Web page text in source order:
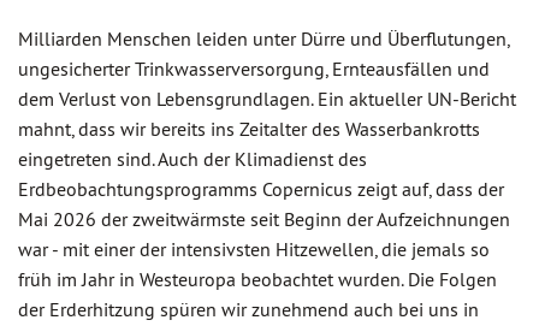
Milliarden Menschen leiden unter Dürre und Überflutungen,
ungesicherter Trinkwasserversorgung, Ernteausfällen und
dem Verlust von Lebensgrundlagen. Ein aktueller UN-Bericht
mahnt, dass wir bereits ins Zeitalter des Wasserbankrotts
eingetreten sind. Auch der Klimadienst des
Erdbeobachtungsprogramms Copernicus zeigt auf, dass der
Mai 2026 der zweitwärmste seit Beginn der Aufzeichnungen
war - mit einer der intensivsten Hitzewellen, die jemals so
früh im Jahr in Westeuropa beobachtet wurden. Die Folgen
der Erderhitzung spüren wir zunehmend auch bei uns in